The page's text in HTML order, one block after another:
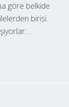
göre belkide
birisi.